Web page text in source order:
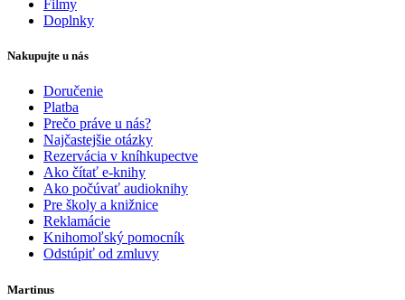
Filmy
Doplnky
Nakupujte u nás
Doručenie
Platba
Prečo práve u nás?
Najčastejšie otázky
Rezervácia v kníhkupectve
Ako čítať e-knihy
Ako počúvať audioknihy
Pre školy a knižnice
Reklamácie
Knihomoľský pomocník
Odstúpiť od zmluvy
Martinus